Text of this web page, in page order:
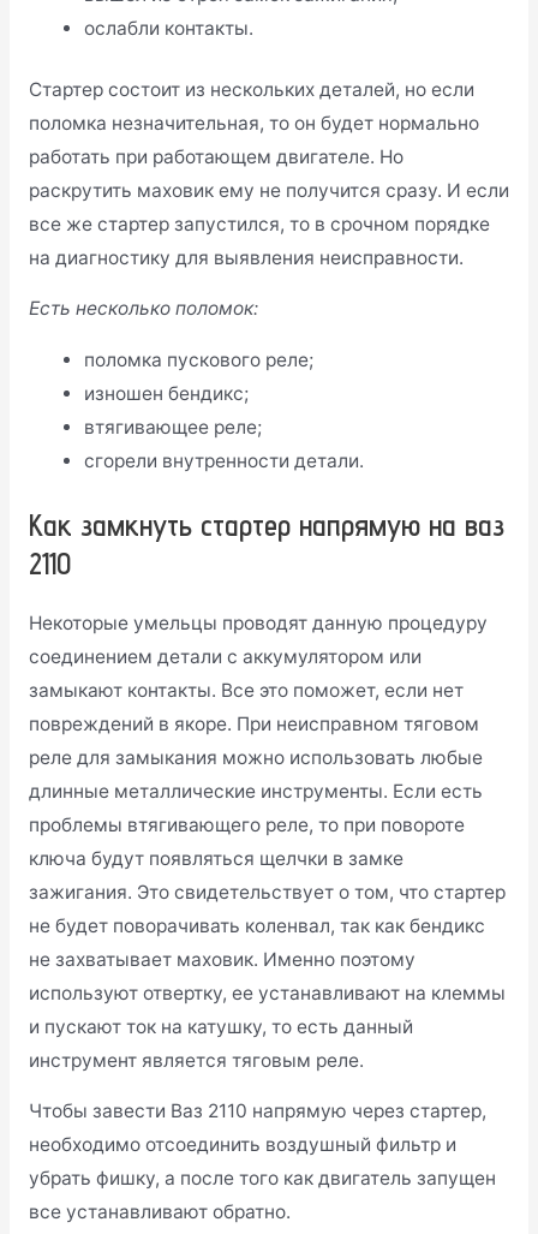
ослабли контакты.
Стартер состоит из нескольких деталей, но если
поломка незначительная, то он будет нормально
работать при работающем двигателе. Но
раскрутить маховик ему не получится сразу. И если
все же стартер запустился, то в срочном порядке
на диагностику для выявления неисправности.
Есть несколько поломок:
поломка пускового реле;
изношен бендикс;
втягивающее реле;
сгорели внутренности детали.
Как замкнуть стартер напрямую на ваз
2110
Некоторые умельцы проводят данную процедуру
соединением детали с аккумулятором или
замыкают контакты. Все это поможет, если нет
повреждений в якоре. При неисправном тяговом
реле для замыкания можно использовать любые
длинные металлические инструменты. Если есть
проблемы втягивающего реле, то при повороте
ключа будут появляться щелчки в замке
зажигания. Это свидетельствует о том, что стартер
не будет поворачивать коленвал, так как бендикс
не захватывает маховик. Именно поэтому
используют отвертку, ее устанавливают на клеммы
и пускают ток на катушку, то есть данный
инструмент является тяговым реле.
Чтобы завести Ваз 2110 напрямую через стартер,
необходимо отсоединить воздушный фильтр и
убрать фишку, а после того как двигатель запущен
все устанавливают обратно.